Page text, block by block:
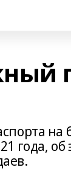
на
об